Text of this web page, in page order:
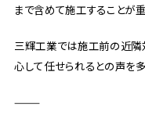
まで含めて施工することが
三輝工業では施工前の近隣
心して任せられるとの声を多
⸻